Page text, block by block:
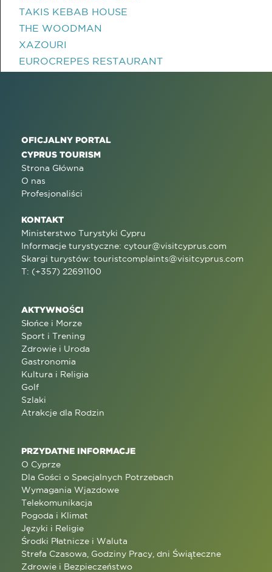
TAKIS KEBAB HOUSE
THE WOODMAN
XAZOURI
EUROCREPES RESTAURANT
OFICJALNY PORTAL
CYPRUS TOURISM
Strona Główna
O nas
Profesjonaliści
KONTAKT
Ministerstwo Turystyki Cypru
Informacje turystyczne: cytour@visitcyprus.com
Skargi turystów: touristcomplaints@visitcyprus.com
T: (+357) 22691100
AKTYWNOŚCI
Słońce i Morze
Sport i Trening
Zdrowie i Uroda
Gastronomia
Kultura i Religia
Golf
Szlaki
Atrakcje dla Rodzin
PRZYDATNE INFORMACJE
O Cyprze
Dla Gości o Specjalnych Potrzebach
Wymagania Wjazdowe
Telekomunikacja
Pogoda i Klimat
Języki i Religie
Środki Płatnicze i Waluta
Strefa Czasowa, Godziny Pracy, dni Świąteczne
Zdrowie i Bezpieczeństwo